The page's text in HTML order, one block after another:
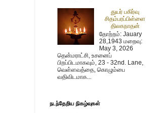
துயர் பகிர்வு
சிதம்பரப்பிள்ளை
திலகநாதன்
தோற்றம்: Jauary
28,1943 மறைவு:
May 3, 2026
தென்மராட்சி, உசனைப்
பிறப்பிடமாகவும், 23 - 32nd. Lane,
வெள்ளவத்தை, கொழும்பை
வதிவிடமாக...
நடந்தேறிய நிகழ்வுகள்